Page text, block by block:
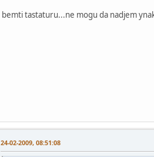
bemti tastaturu...ne mogu da nadjem
24-02-2009, 08:51:08